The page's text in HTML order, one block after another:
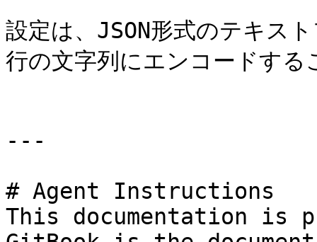
設定は、JSON形式のテキス
行の文字列にエンコードする
---
# Agent Instructions
This documentation is